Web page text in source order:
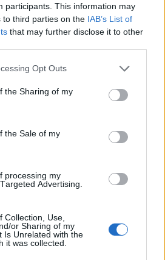
participants. This information may
to third parties on the IAB’s List of
that may further disclose it to other
Opt Outs
the Sharing of my
the Sale of my
processing my
Advertising.
Collection, Use,
or Sharing of my
Is Unrelated with the
it was collected.